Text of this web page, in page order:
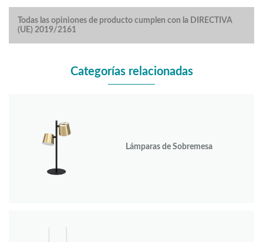
Todas las opiniones de producto cumplen con la DIRECTIVA
(UE) 2019/2161
Categorías relacionadas
Lámparas de Sobremesa